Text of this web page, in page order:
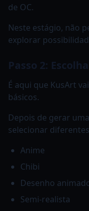
de OC.
Neste estágio, não
explorar
Passo 2:
É aqui que KusArt
básicos.
Depois de gerar
selecionar
Anime
Chibi
Desenho
Semi-realista